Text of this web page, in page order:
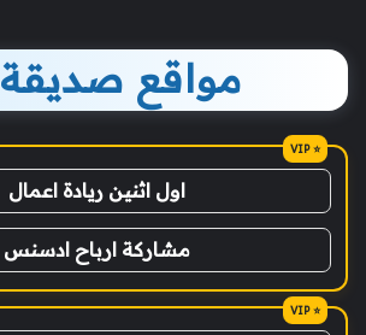
مواقع صديقة
اول اثنين ريادة اعمال
مشاركة ارباح ادسنس